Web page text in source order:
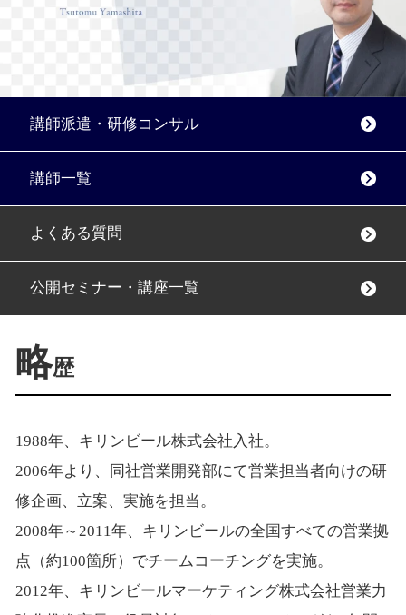
講師派遣・研修コンサル
講師一覧
よくある質問
公開セミナー・講座一覧
略歴
1988年、キリンビール株式会社入社。
2006年より、同社営業開発部にて営業担当者向けの研
修企画、立案、実施を担当。
2008年～2011年、キリンビールの全国すべての営業拠
点（約100箇所）でチームコーチングを実施。
2012年、キリンビールマーケティング株式会社営業力